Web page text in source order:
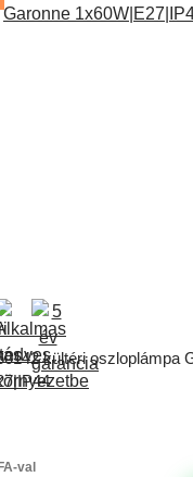
kültéri oszloplámpa
val